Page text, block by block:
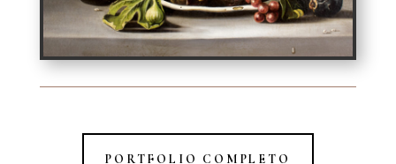
PORTFOLIO COMPLETO